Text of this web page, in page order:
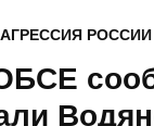
АГРЕССИЯ